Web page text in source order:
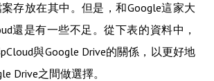
存放在其中。但是，和Google這家大
還是有一些不足。從下表的資料中，
與Google Drive的關係，以更好地
Drive之間做選擇。